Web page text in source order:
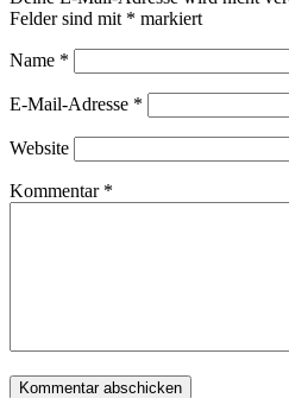
Felder sind mit * markiert
Name *
E-Mail-Adresse *
Website
Kommentar *